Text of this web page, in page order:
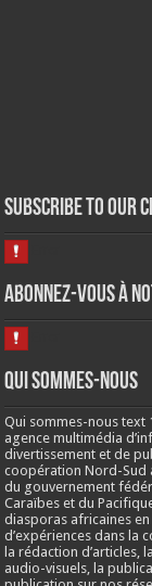
Subscribe to our
Abonnez-vous à
Qui sommes-nous
Qui sommes-nous text
agence multimédia
divertissement et de
coopération Nord-Sud
du gouvernement
Caraïbes et du
diasporas africaines
d’expériences dans la
la rédaction
audio-visuels, la